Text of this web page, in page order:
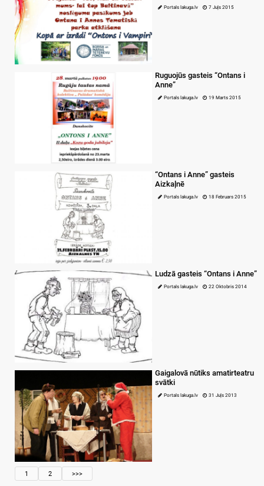
Portals lakuga.lv 7 Juļs 2015
Ruguojūs gasteis “Ontans i
Anne”
Portals lakuga.lv 19 Marts 2015
“Ontans i Anne” gasteis
Aizkaļnē
Portals lakuga.lv 18 Februars 2015
Ludzā gasteis “Ontans i Anne”
Portals lakuga.lv 22 Oktobris 2014
Gaigalovā nūtiks amatirteatru
svātki
Portals lakuga.lv 31 Juļs 2013
1 2 >>>